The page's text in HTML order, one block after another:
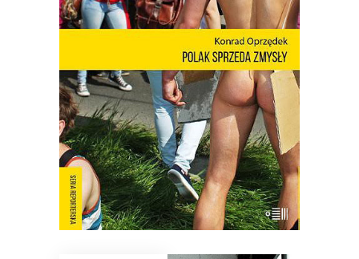
E-BOOK DO KOSZYKA
Nie ma o Polsce takich książek jak
debiut Konrada Oprzędka. Wariackich,
ale pogodnych. Smutnych, ale nie
przygnębiających. Ta błyskotliwa książka
pokazuje, kim są Polacy, kiedy nie
muszą być sobą.